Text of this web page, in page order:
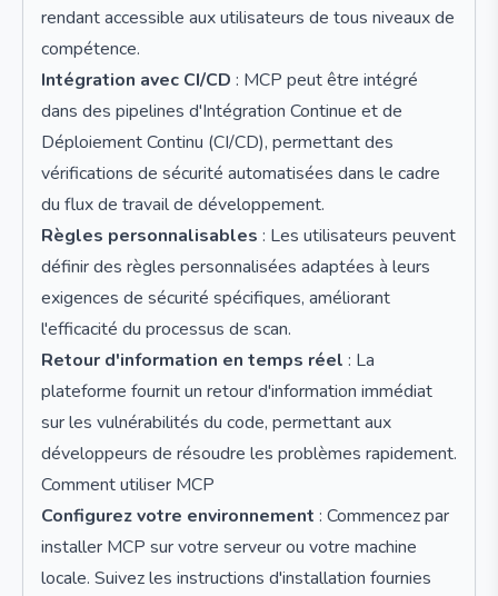
rendant accessible aux utilisateurs de tous niveaux de
compétence.
Intégration avec CI/CD : MCP peut être intégré
dans des pipelines d'Intégration Continue et de
Déploiement Continu (CI/CD), permettant des
vérifications de sécurité automatisées dans le cadre
du flux de travail de développement.
Règles personnalisables : Les utilisateurs peuvent
définir des règles personnalisées adaptées à leurs
exigences de sécurité spécifiques, améliorant
l'efficacité du processus de scan.
Retour d'information en temps réel : La
plateforme fournit un retour d'information immédiat
sur les vulnérabilités du code, permettant aux
développeurs de résoudre les problèmes rapidement.
Comment utiliser MCP
Configurez votre environnement : Commencez par
installer MCP sur votre serveur ou votre machine
locale. Suivez les instructions d'installation fournies